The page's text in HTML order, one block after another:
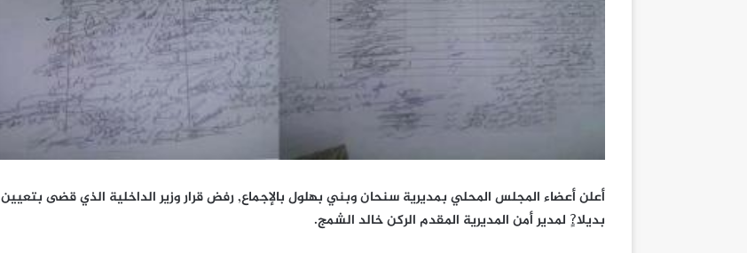
أعلن أعضاء المجلس المحلي بمديرية سنحان وبني بهلول بالإجماع, رفض قرار وزير الداخلية الذي قضى بتعيين
بديلا?ٍ لمدير أمن المديرية المقدم الركن خالد الشمج.